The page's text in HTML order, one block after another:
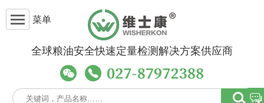
全球粮油安全快速定量检测解决方案供应商
菜单